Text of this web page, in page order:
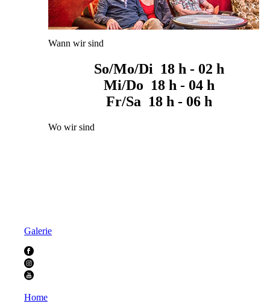
Wann wir sind
So/Mo/Di 18 h - 02 h
Mi/Do 18 h - 04 h
Fr/Sa 18 h - 06 h
Wo wir sind
Galerie
Home